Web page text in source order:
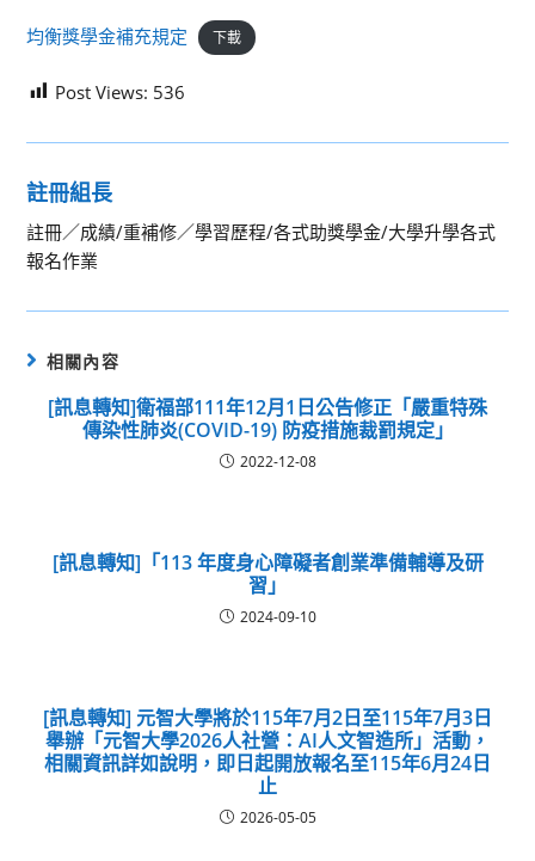
均衡獎學金補充規定 下載
Post Views: 536
註冊組長
註冊／成績/重補修／學習歷程/各式助獎學金/大學升學各式
報名作業
相關內容
[訊息轉知]衛福部111年12月1日公告修正「嚴重特殊
傳染性肺炎(COVID-19) 防疫措施裁罰規定」
2022-12-08
[訊息轉知]「113 年度身心障礙者創業準備輔導及研
習」
2024-09-10
[訊息轉知] 元智大學將於115年7月2日至115年7月3日
舉辦「元智大學2026人社營：AI人文智造所」活動，
相關資訊詳如說明，即日起開放報名至115年6月24日
止
2026-05-05